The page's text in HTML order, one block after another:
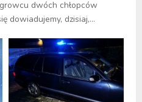
dwóch chłopców
dowiadujemy, dzisiaj,...